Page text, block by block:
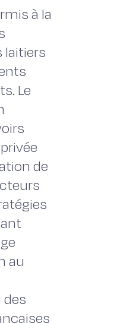
à la
laitiers
Le
de
au